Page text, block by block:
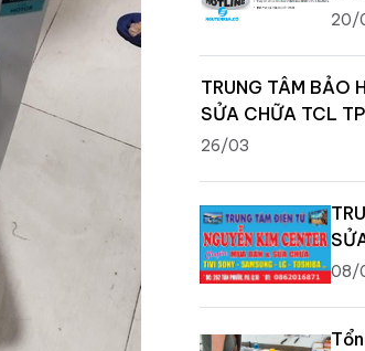
20/
TRUNG TÂM BẢO
SỬA CHỮA TCL
26/03
08/